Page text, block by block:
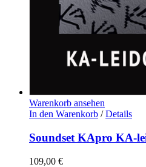
Warenkorb ansehen
In den Warenkorb / Details
Soundset KApro KA-
109,00 €